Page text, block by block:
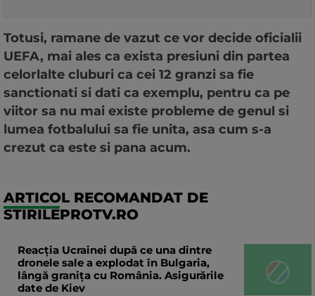
Totusi, ramane de vazut ce vor decide oficialii
UEFA, mai ales ca exista presiuni din partea
celorlalte cluburi ca cei 12 granzi sa fie
sanctionati si dati ca exemplu, pentru ca pe
viitor sa nu mai existe probleme de genul si
lumea fotbalului sa fie unita, asa cum s-a
crezut ca este si pana acum.
ARTICOL RECOMANDAT DE
STIRILEPROTV.RO
Reacția Ucrainei după ce una dintre
dronele sale a explodat în Bulgaria,
lângă granița cu România. Asigurările
date de Kiev